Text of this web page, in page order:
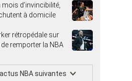
d’invincibilité,
à domicile
rétropédale sur
remporter la NBA
NBA suivantes